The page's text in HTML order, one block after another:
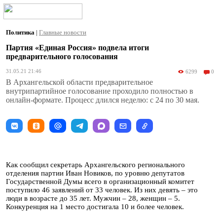
Политика | Главные новости
Партия «Единая Россия» подвела итоги
предварительного голосования
31.05.21 21:46 6299 0
В Архангельской области предварительное
внутрипартийное голосование проходило полностью в
онлайн-формате. Процесс длился неделю: c 24 по 30 мая.
Как сообщил секретарь Архангельского регионального
отделения партии Иван Новиков, по уровню депутатов
Государственной Думы всего в организационный комитет
поступило 46 заявлений от 33 человек. Из них девять – это
люди в возрасте до 35 лет. Мужчин – 28, женщин – 5.
Конкуренция на 1 место достигала 10 и более человек.